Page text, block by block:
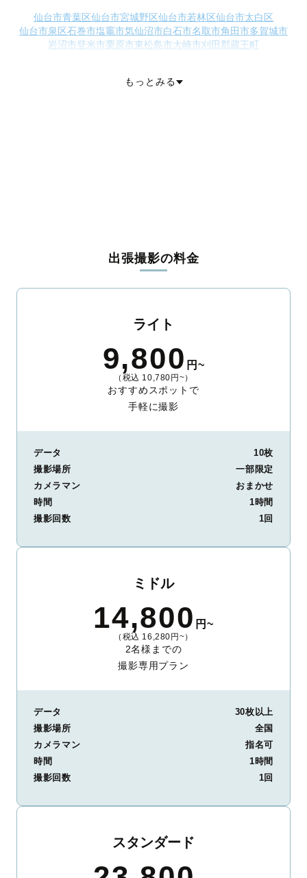
仙台市青葉区仙台市宮城野区仙台市若林区仙台市太白区
仙台市泉区石巻市塩竈市気仙沼市白石市名取市角田市多賀城市
岩沼市登米市栗原市東松島市大崎市刈田郡蔵王町
宮城郡七ヶ浜町宮城郡利府町
もっとみる
出張撮影の料金
ライト
9,800 円~
（税込 10,780円~）
おすすめスポットで
手軽に撮影
データ
10枚
撮影場所
一部限定
カメラマン
おまかせ
時間
1時間
撮影回数
1回
ミドル
14,800 円~
（税込 16,280円~）
2名様までの
撮影専用プラン
データ
30枚以上
撮影場所
全国
カメラマン
指名可
時間
1時間
撮影回数
1回
スタンダード